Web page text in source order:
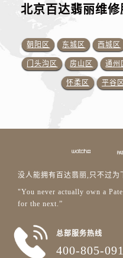
北京百达翡丽维
朝阳区 东城区 西城区
门头沟区 房山区 通州
怀柔区 平谷区
没人能拥有百达翡丽,只不过为
"You never actually own a
for the next.”
总部服务热线
400-805-